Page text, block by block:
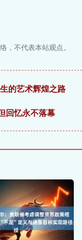
，不代表本站观点。
的艺术辉煌之路
回忆永不落幕